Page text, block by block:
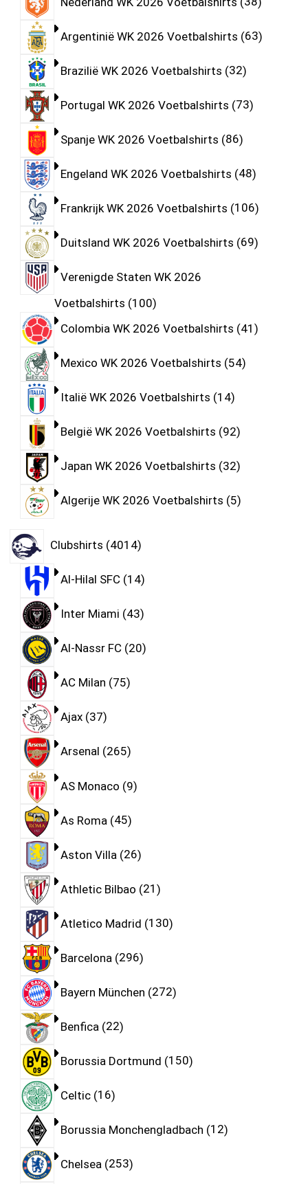
Argentinië WK 2026 Voetbalshirts 63
Brazilië WK 2026 Voetbalshirts 32
Portugal WK 2026 Voetbalshirts 73
Spanje WK 2026 Voetbalshirts 86
Engeland WK 2026 Voetbalshirts 48
Frankrijk WK 2026 Voetbalshirts 106
Duitsland WK 2026 Voetbalshirts 69
Verenigde Staten WK 2026
Voetbalshirts 100
Colombia WK 2026 Voetbalshirts 41
Mexico WK 2026 Voetbalshirts 54
Italië WK 2026 Voetbalshirts 14
België WK 2026 Voetbalshirts 92
Japan WK 2026 Voetbalshirts 32
Algerije WK 2026 Voetbalshirts 5
Clubshirts 4014
Al-Hilal SFC 14
Inter Miami 43
Al-Nassr FC 20
AC Milan 75
Ajax 37
Arsenal 265
AS Monaco 9
As Roma 45
Aston Villa 26
Athletic Bilbao 21
Atletico Madrid 130
Barcelona 296
Bayern München 272
Benfica 22
Borussia Dortmund 150
Celtic 16
Borussia Monchengladbach 12
Chelsea 253